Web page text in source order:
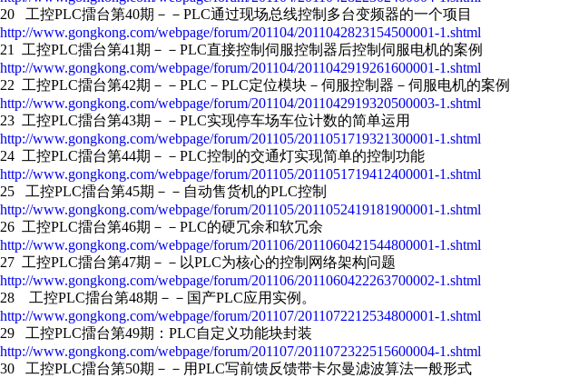
20 工控PLC擂台第40期－－PLC通过现场总线控制多台变频器的一个项目
http://www.gongkong.com/webpage/forum/201104/2011042823154500001-1.shtml
21 工控PLC擂台第41期－－PLC直接控制伺服控制器后控制伺服电机的案例
http://www.gongkong.com/webpage/forum/201104/2011042919261600001-1.shtml
22 工控PLC擂台第42期－－PLC－PLC定位模块－伺服控制器－伺服电机的案例
http://www.gongkong.com/webpage/forum/201104/2011042919320500003-1.shtml
23 工控PLC擂台第43期－－PLC实现停车场车位计数的简单运用
http://www.gongkong.com/webpage/forum/201105/2011051719321300001-1.shtml
24 工控PLC擂台第44期－－PLC控制的交通灯实现简单的控制功能
http://www.gongkong.com/webpage/forum/201105/2011051719412400001-1.shtml
25 工控PLC擂台第45期－－自动售货机的PLC控制
http://www.gongkong.com/webpage/forum/201105/2011052419181900001-1.shtml
26 工控PLC擂台第46期－－PLC的硬冗余和软冗余
http://www.gongkong.com/webpage/forum/201106/2011060421544800001-1.shtml
27 工控PLC擂台第47期－－以PLC为核心的控制网络架构问题
http://www.gongkong.com/webpage/forum/201106/2011060422263700002-1.shtml
28 工控PLC擂台第48期－－国产PLC应用实例。
http://www.gongkong.com/webpage/forum/201107/2011072212534800001-1.shtml
29 工控PLC擂台第49期：PLC自定义功能块封装
http://www.gongkong.com/webpage/forum/201107/2011072322515600004-1.shtml
30 工控PLC擂台第50期－－用PLC写前馈反馈带卡尔曼滤波算法一般形式